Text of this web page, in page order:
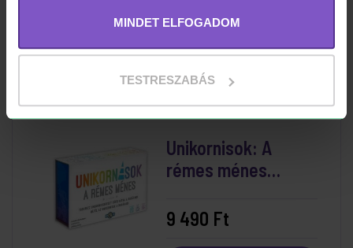
MINDET ELFOGADOM
TESTRESZABÁS
RAKTÁRON Kosárba
Unikornisok: A
rémes ménes
9 490 Ft